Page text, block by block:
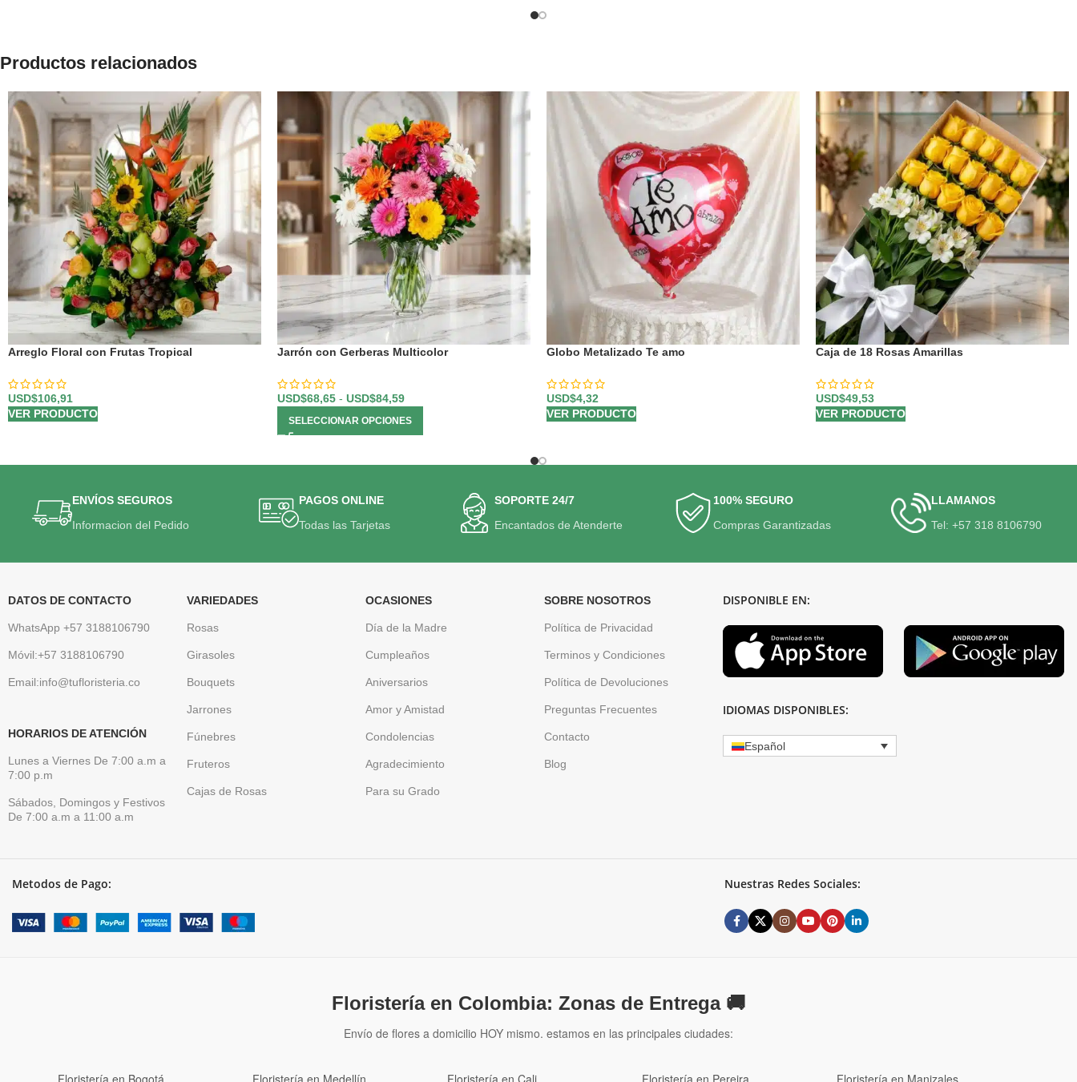
Productos relacionados
Arreglo Floral con Frutas Tropical
USD$106,91
VER PRODUCTO
Jarrón con Gerberas Multicolor
USD$68,65 - USD$84,59
SELECCIONAR OPCIONES
Globo Metalizado Te amo
USD$4,32
VER PRODUCTO
Caja de 18 Rosas Amarillas
USD$49,53
VER PRODUCTO
ENVÍOS SEGUROS
Informacion del Pedido
PAGOS ONLINE
Todas las Tarjetas
SOPORTE 24/7
Encantados de Atenderte
100% SEGURO
Compras Garantizadas
LLAMANOS
Tel: +57 318 8106790
DATOS DE CONTACTO
WhatsApp +57 3188106790
Móvil:+57 3188106790
Email:info@tufloristeria.co
HORARIOS DE ATENCIÓN
Lunes a Viernes De 7:00 a.m a
7:00 p.m
Sábados, Domingos y Festivos
De 7:00 a.m a 11:00 a.m
VARIEDADES
Rosas
Girasoles
Bouquets
Jarrones
Fúnebres
Fruteros
Cajas de Rosas
OCASIONES
Día de la Madre
Cumpleaños
Aniversarios
Amor y Amistad
Condolencias
Agradecimiento
Para su Grado
SOBRE NOSOTROS
Política de Privacidad
Terminos y Condiciones
Política de Devoluciones
Preguntas Frecuentes
Contacto
Blog
DISPONIBLE EN:
IDIOMAS DISPONIBLES:
Español
Metodos de Pago: Nuestras Redes Sociales:
Floristería en Colombia: Zonas de Entrega 🚚
Envío de flores a domicilio HOY mismo. estamos en las principales ciudades: